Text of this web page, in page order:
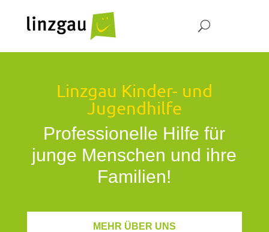
Linzgau Kinder- und
Jugendhilfe
Professionelle Hilfe für
junge Menschen und ihre
Familien!
MEHR ÜBER UNS